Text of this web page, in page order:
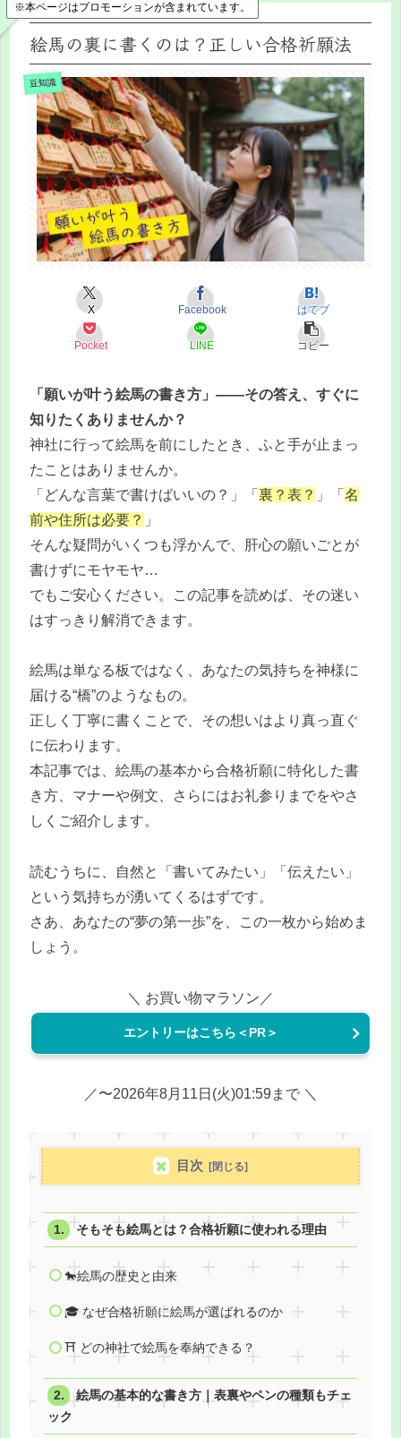
※本ページはプロモーションが含まれています。
絵馬の裏に書くのは？正しい合格祈願法
豆知識
X Facebook はてブ
Pocket LINE コピー
「願いが叶う絵馬の書き方」——その答え、すぐに
知りたくありませんか？
神社に行って絵馬を前にしたとき、ふと手が止まっ
たことはありませんか。
「どんな言葉で書けばいいの？」「 裏？表？ 」「 名
前や住所は必要？ 」
そんな疑問がいくつも浮かんで、肝心の願いごとが
書けずにモヤモヤ…
でもご安心ください。この記事を読めば、その迷い
はすっきり解消できます。
絵馬は単なる板ではなく、あなたの気持ちを神様に
届ける“橋”のようなもの。
正しく丁寧に書くことで、その想いはより真っ直ぐ
に伝わります。
本記事では、絵馬の基本から合格祈願に特化した書
き方、マナーや例文、さらにはお礼参りまでをやさ
しくご紹介します。
読むうちに、自然と「書いてみたい」「伝えたい」
という気持ちが湧いてくるはずです。
さあ、あなたの“夢の第一歩”を、この一枚から始めま
しょう。
＼ お買い物マラソン／
エントリーはこちら＜PR＞
／〜2026年8月11日(火)01:59まで ＼
目次
そもそも絵馬とは？合格祈願に使われる理由
🐎絵馬の歴史と由来
🎓 なぜ合格祈願に絵馬が選ばれるのか
⛩️ どの神社で絵馬を奉納できる？
絵馬の基本的な書き方｜表裏やペンの種類もチェ
ック